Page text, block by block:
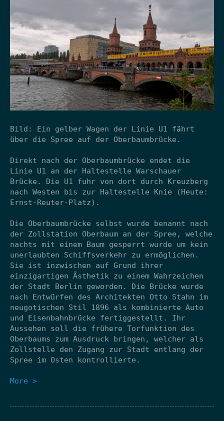
Bild: Ein gelber Wagen der Linie U1 fährt
über die Spree auf der Oberbaumbrücke.
Direkt nach der Oberbaumbrücke endet die
Linie U1 an der Haltestelle Warschauer
Brücke. Die U1 fuhr von dort durch Kreuzberg
nach Westen bis zur Haltestelle Knie (Heute:
Ernst-Reuter-Platz).
Die Oberbaumbrücke selbst wurde benannt nach
der Zollstation Oberbaum an der Spree, welche
nachts mit einem Baum gesperrt wurde um kein
unerlaubten Schiffsverkehr zu ermöglichen.
Sie ist inzwischen auf Grund ihrer
einzigartigen Ästhetik zu einem Wahrzeichen
der Stadt Berlin geworden. Die Brücke wurde
nach Entwürfen des Architekten Otto Stahn im
neugotischen Stil 1896 als kombinierte Auto
und Eisenbahnbrücke fertiggestellt. Ihr
Aussehen soll die frühere Torfunktion des
Oberbaums zum Ausdruck bringen, welcher als
Zollstelle den Zugang zur Stadt entlang der
Spree im Osten kontrollierte.
More >